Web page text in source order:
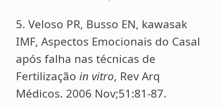
5. Veloso PR, Busso EN, kawasak
IMF, Aspectos Emocionais do Casal
após falha nas técnicas de
Fertilização in vitro, Rev Arq
Médicos. 2006 Nov;51:81-87.